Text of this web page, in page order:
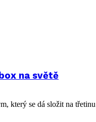
na světě
který se dá složit na